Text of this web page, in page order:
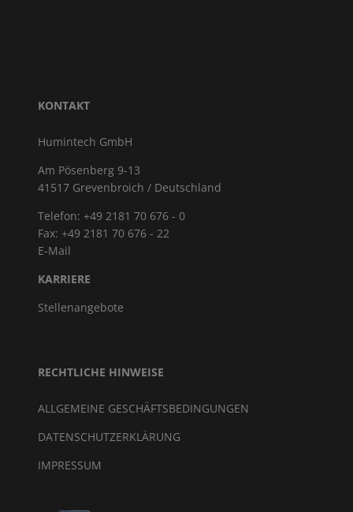
KONTAKT
Humintech GmbH
Am Pösenberg 9-13
41517 Grevenbroich / Deutschland
Telefon: +49 2181 70 676 - 0
Fax: +49 2181 70 676 - 22
E-Mail
KARRIERE
Stellenangebote
RECHTLICHE HINWEISE
ALLGEMEINE GESCHÄFTSBEDINGUNGEN
DATENSCHUTZERKLÄRUNG
IMPRESSUM